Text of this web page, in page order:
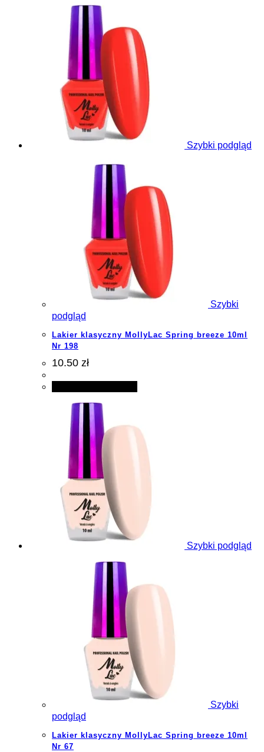
Szybki podgląd
Szybki
podgląd
Lakier klasyczny MollyLac Spring breeze 10ml
Nr 198
10.50 zł
Szybki podgląd
Szybki
podgląd
Lakier klasyczny MollyLac Spring breeze 10ml
Nr 67